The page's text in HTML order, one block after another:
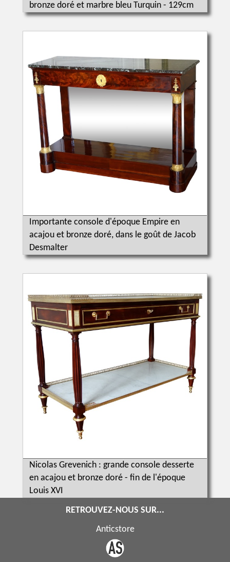
bronze doré et marbre bleu Turquin - 129cm
Importante console d'époque Empire en
acajou et bronze doré, dans le goût de Jacob
Desmalter
Nicolas Grevenich : grande console desserte
en acajou et bronze doré - fin de l'époque
Louis XVI
RETROUVEZ-NOUS SUR...
Anticstore